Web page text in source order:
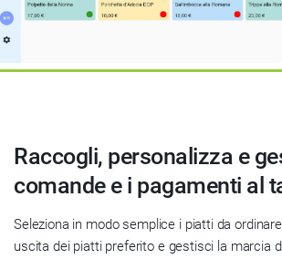
Raccogli, personalizza e
comande e i pagamenti al
Seleziona in modo semplice i piatti da
uscita dei piatti preferito e gestisci la marcia